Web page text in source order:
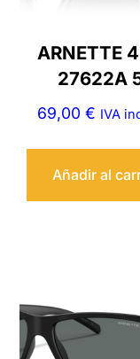
ARNETTE
27622A
69,00€ IVA
Añadir al